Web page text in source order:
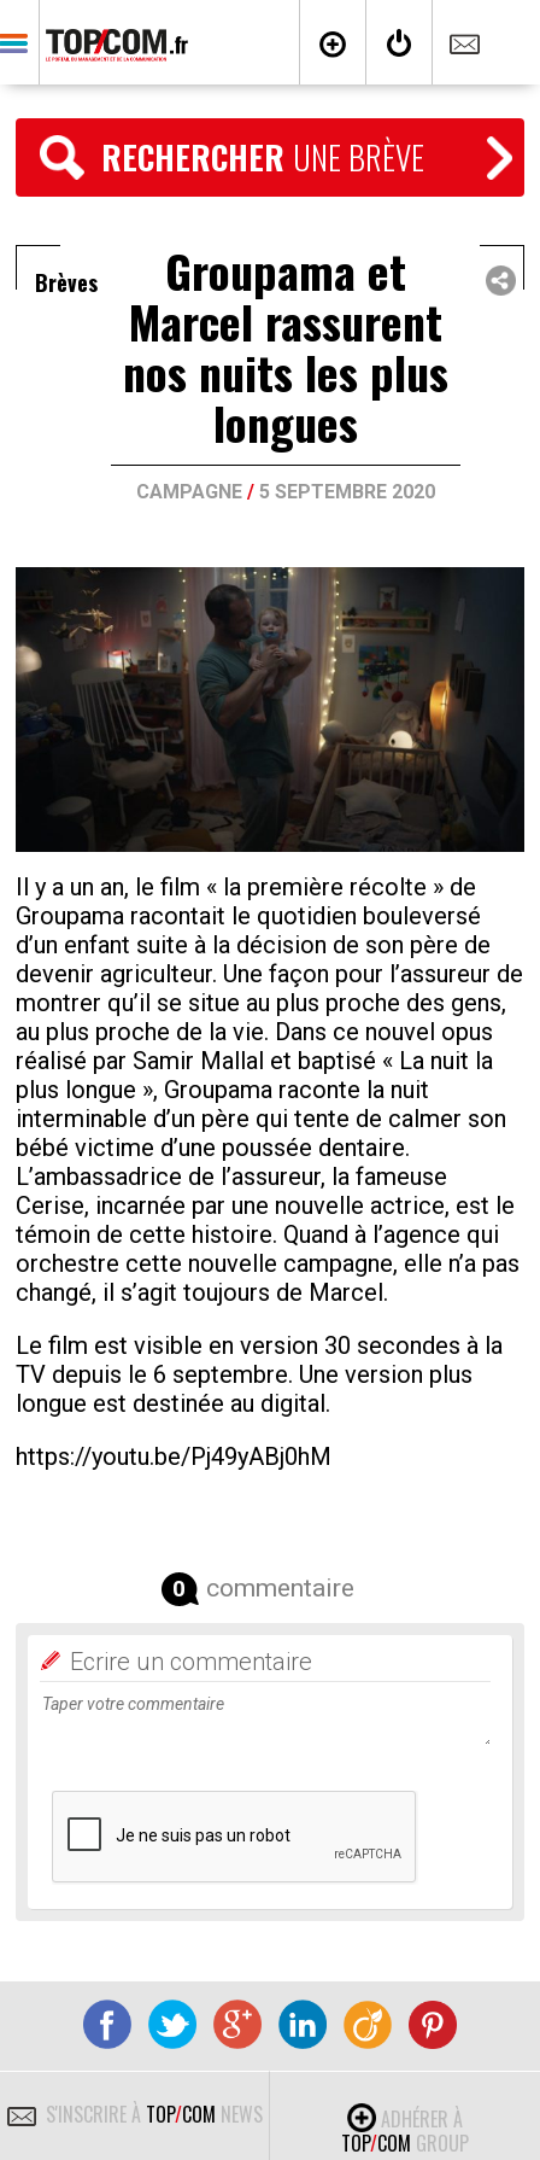
RECHERCHER UNE BRÈVE
Brèves Groupama et
Marcel rassurent
nos nuits les plus
longues
CAMPAGNE/ 5 SEPTEMBRE 2020
Il y a un an, le film « la première récolte » de
Groupama racontait le quotidien bouleversé
d’un enfant suite à la décision de son père de
devenir agriculteur. Une façon pour l’assureur de
montrer qu’il se situe au plus proche des gens,
au plus proche de la vie. Dans ce nouvel opus
réalisé par Samir Mallal et baptisé « La nuit la
plus longue », Groupama raconte la nuit
interminable d’un père qui tente de calmer son
bébé victime d’une poussée dentaire.
L’ambassadrice de l’assureur, la fameuse
Cerise, incarnée par une nouvelle actrice, est le
témoin de cette histoire. Quand à l’agence qui
orchestre cette nouvelle campagne, elle n’a pas
changé, il s’agit toujours de Marcel.
Le film est visible en version 30 secondes à la
TV depuis le 6 septembre. Une version plus
longue est destinée au digital.
https://youtu.be/Pj49yABj0hM
0 commentaire
Ecrire un commentaire
S'INSCRIRE À TOP/COM NEWS
ADHÉRER À
TOP/COM GROUP